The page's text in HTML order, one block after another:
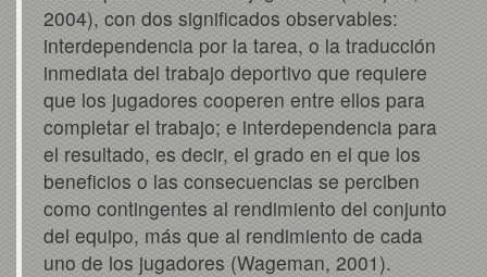
2004), con dos significados observables:
interdependencia por la tarea, o la traducción
inmediata del trabajo deportivo que requiere
que los jugadores cooperen entre ellos para
completar el trabajo; e interdependencia para
el resultado, es decir, el grado en el que los
beneficios o las consecuencias se perciben
como contingentes al rendimiento del conjunto
del equipo, más que al rendimiento de cada
uno de los jugadores (Wageman, 2001).